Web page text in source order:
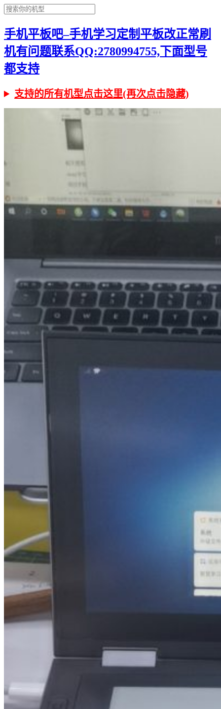
手机平板吧–手机学习定制平板改正常刷
机有问题联系QQ:2780994755,下面型号
都支持
支持的所有机型点击这里(再次点击隐藏)